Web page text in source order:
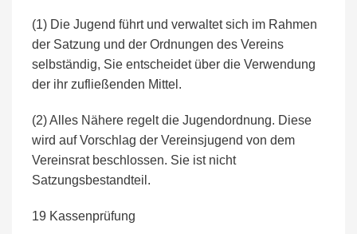
(1) Die Jugend führt und verwaltet sich im Rahmen
der Satzung und der Ordnungen des Vereins
selbständig, Sie entscheidet über die Verwendung
der ihr zufließenden Mittel.
(2) Alles Nähere regelt die Jugendordnung. Diese
wird auf Vorschlag der Vereinsjugend von dem
Vereinsrat beschlossen. Sie ist nicht
Satzungsbestandteil.
19 Kassenprüfung